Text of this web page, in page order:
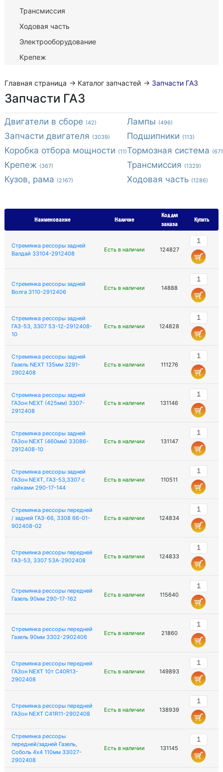
Трансмиссия
Ходовая часть
Электрооборудование
Крепеж
Главная страница → Каталог запчастей → Запчасти ГАЗ
Запчасти ГАЗ
Двигатели в сборе (42)
Запчасти двигателя (3039)
Коробка отбора мощности (11)
Крепеж (367)
Кузов, рама (2167)
Лампы (496)
Подшипники (113)
Тормозная система
Трансмиссия (1329)
Ходовая часть (1286)
Наименование Наличие
Код для
заказа
Купить
Стремянка рессоры задней
Валдай 33104-2912408
Есть в наличии 124827
Стремянка рессоры задней
Волга 3110-2912406
Есть в наличии 14888
Стремянка рессоры задней
ГАЗ-53, 3307 53-12-2912408-
10
Есть в наличии 124828
Стремянка рессоры задней
Газель NEXT 135мм 3291-
2902408
Есть в наличии 111276
Стремянка рессоры задней
ГАЗон NEXT (425мм) 3307-
2912408
Есть в наличии 131146
Стремянка рессоры задней
ГАЗон NEXT (460мм) 33086-
2912408-10
Есть в наличии 131147
Стремянка рессоры задней
ГАЗон NEXT, ГАЗ-53,3307 с
гайками 290-17-144
Есть в наличии 110511
Стремянка рессоры передней
/ задней ГАЗ-66, 3308 66-01-
902408-02
Есть в наличии 124834
Стремянка рессоры передней
ГАЗ-53, 3307 53А-2902408
Есть в наличии 124833
Стремянка рессоры передней
Газель 90мм 290-17-162
Есть в наличии 115640
Стремянка рессоры передней
Газель 90мм 3302-2902406
Есть в наличии 21860
Стремянка рессоры передней
ГАЗон NEXT 10т С40R13-
2902408
Есть в наличии 149893
Стремянка рессоры передней
ГАЗон NEXT C41R11-2902408
Есть в наличии 138939
Стремянка рессоры
передней/задней Газель,
Соболь 4х4 110мм 33027-
2902408
Есть в наличии 131145